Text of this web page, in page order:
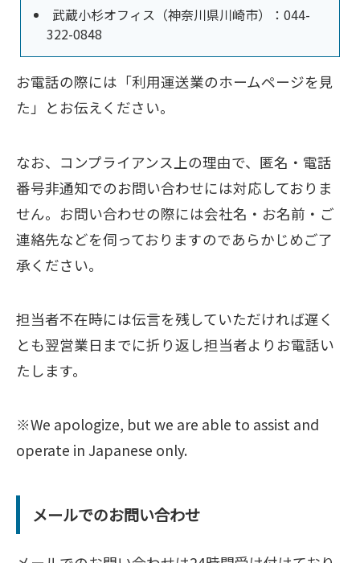
武蔵小杉オフィス（神奈川県川崎市）：044-
322-0848
お電話の際には「利用運送業のホームページを見
た」とお伝えください。
なお、コンプライアンス上の理由で、匿名・電話
番号非通知でのお問い合わせには対応しておりま
せん。お問い合わせの際には会社名・お名前・ご
連絡先などを伺っておりますのであらかじめご了
承ください。
担当者不在時には伝言を残していただければ遅く
とも翌営業日までに折り返し担当者よりお電話い
たします。
※We apologize, but we are able to assist and
operate in Japanese only.
メールでのお問い合わせ